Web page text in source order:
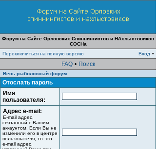
Форум на Сайте Орловских Спиннингистов и НАхлыстовиков
СОСНа
Переключиться на полную версию
Вход •
FAQ • Поиск
Весь рыболовный форум
Отослать пароль
Имя
пользователя:
Адрес e-mail:
E-mail адрес,
связанный с Вашим
аккаунтом. Если Вы не
изменили его в центре
пользователя, то это
e-mail адрес,